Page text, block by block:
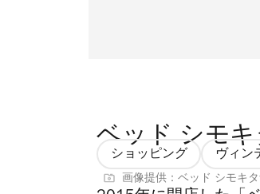
ベッド シモキ
ショッピング ヴィン
画像提供：ベッド シモキタ